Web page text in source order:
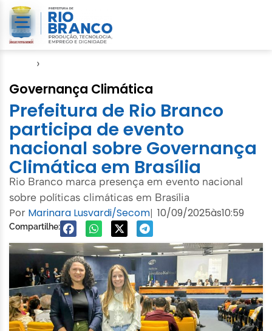
›
Governança Climática
Prefeitura de Rio Branco
participa de evento
nacional sobre Governança
Climática em Brasília
Rio Branco marca presença em evento nacional
sobre políticas climáticas em Brasília
Por Marinara Lusvardi/Secom| 10/09/2025às10:59
Compartilhe: